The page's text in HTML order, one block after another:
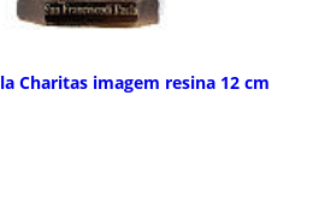
Charitas imagem resina 12 cm